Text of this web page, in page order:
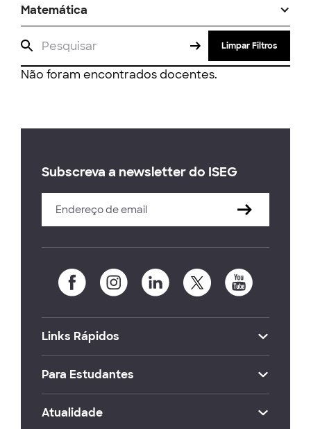
Matemática
Limpar Filtros
Não foram encontrados docentes.
Subscreva a newsletter do ISEG
Links Rápidos
Para Estudantes
Atualidade